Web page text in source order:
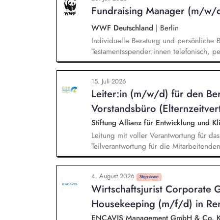
Gesamtverantwortung für die
einschließlich der Kontrolle des
repräsentieren das BKZ samt der
Umfeld und erweitern das Netzwerk.
Fundraising Manager (m/w/
WWF Deutschland | Berlin
Individuelle Beratung und persönliche
Testamentsspender:innen telefonisch,
Strategische Weiterentwicklung des
der Lead-Akquise über Stewardship
Systematische Planung, Steuerung und
Mailings oder Telefonie-Aktionen sowie
Veranstaltungen.
15. Juli 2026
Leiter:in (m/w/d) für den
Vorstandsbüro
Stiftung Allianz für Entwicklung und
Leitung mit voller Verantwortung für
Teilverantwortung für die
Vorstandsbüro. Management des
fristgerechten Abgabe. Inhaltliche
Nachbereitung von Terminen mit
Bewertung und Ausarbeitung von
operativen Aufgabenstellungen.
4. August 2026 Stepstone
Wirtschaftsjurist Corporate
Housekeeping (m/f/d) in
ENCAVIS Management GmbH & Co.